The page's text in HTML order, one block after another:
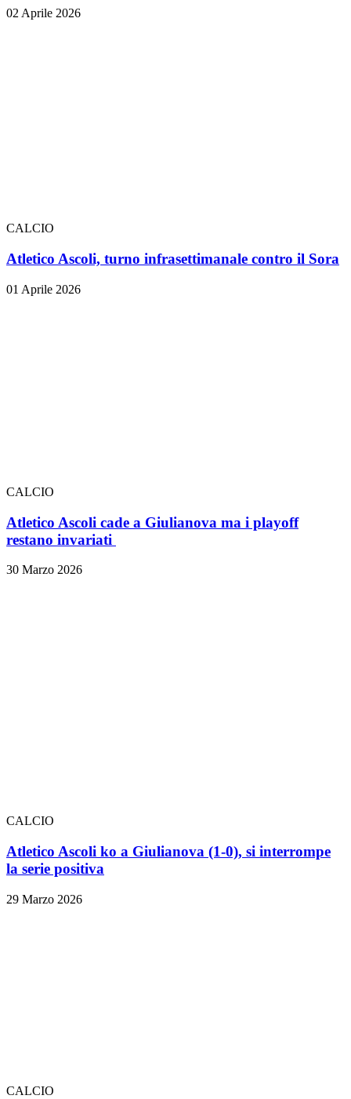
02 Aprile 2026
CALCIO
Atletico Ascoli, turno infrasettimanale contro il Sora
01 Aprile 2026
CALCIO
Atletico Ascoli cade a Giulianova ma i playoff
restano invariati
30 Marzo 2026
CALCIO
Atletico Ascoli ko a Giulianova (1-0), si interrompe
la serie positiva
29 Marzo 2026
CALCIO